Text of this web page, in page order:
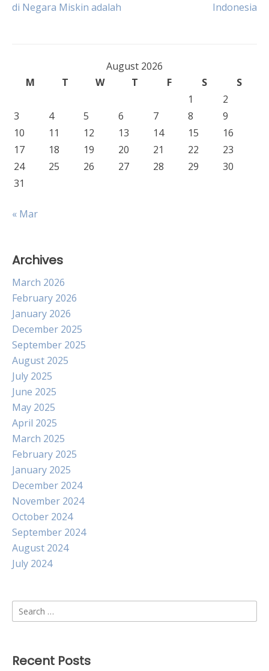
navigation
di Negara Miskin adalah
Indonesia
August 2026
M
T W T F S
S
1
2
3
4 5 6 7 8
9
10
11 12 13 14 15
16
17
18 19 20 21 22
23
24
25 26 27 28 29
30
31
« Mar
Archives
March 2026
February 2026
January 2026
December 2025
September 2025
August 2025
July 2025
June 2025
May 2025
April 2025
March 2025
February 2025
January 2025
December 2024
November 2024
October 2024
September 2024
August 2024
July 2024
Search
for:
Recent Posts